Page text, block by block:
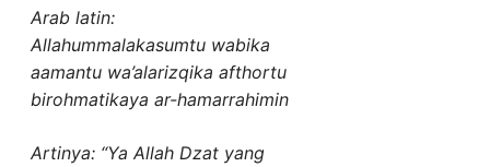
Arab latin:
Allahummalakasumtu wabika
aamantu wa’alarizqika afthortu
birohmatikaya ar-hamarrahimin
Artinya: “Ya Allah Dzat yang